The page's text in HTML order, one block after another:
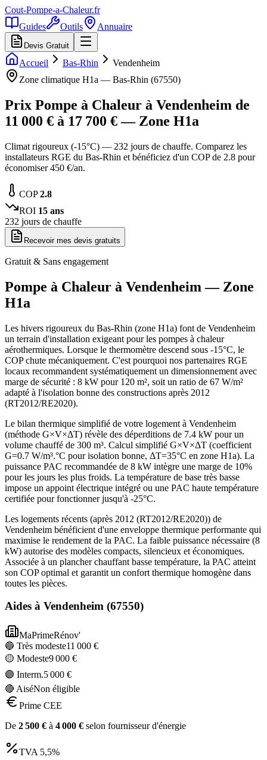
Cout-Pompe-a-Chaleur.fr
Guides
Outils Annuaire
Devis Gratuit
Accueil Bas-Rhin
Vendenheim
Zone climatique H1a — Bas-Rhin (67550)
Prix Pompe à Chaleur à Vendenheim de
11 000 € à 17 700 € — Zone H1a
Climat rigoureux (-15°C) — 232 jours de chauffe. Comparez les
installateurs RGE du Bas-Rhin et bénéficiez d'un COP de 2.8 pour
économiser 450 €/an.
COP2.8
ROI 15 ans
232 jours de chauffe
Recevoir mes devis gratuits
Gratuit & Sans engagement
Pompe à Chaleur à Vendenheim — Zone
H1a
Les hivers rigoureux du Bas-Rhin (zone H1a) font de Vendenheim
un terrain d'installation exigeant pour les pompes à chaleur
aérothermiques. Lorsque le thermomètre descend sous -15°C, le
COP chute mécaniquement. C'est pourquoi nos partenaires RGE
locaux recommandent systématiquement un dimensionnement avec
marge de sécurité : 8 kW pour 120 m², soit un ratio de 67 W/m²
adapté à l'isolation bonne des constructions après 2012
(RT2012/RE2020).
Le bilan thermique simplifié de votre logement à Vendenheim
(méthode G×V×ΔT) révèle des déperditions de 7.4 kW pour un
volume chauffé de 300 m³. Calcul simplifié G×V×ΔT (coefficient
G=0.7 W/m³.°C pour isolation bonne, ΔT=35°C en zone H1a). La
puissance PAC recommandée de 8 kW intègre une marge de 10%
pour les jours les plus froids. La température de base très basse
impose un appoint électrique intégré ou une PAC haute température
certifiée pour fonctionner jusqu'à -25°C.
Les logements récents (après 2012 (RT2012/RE2020)) de
Vendenheim bénéficient d'une enveloppe thermique performante qui
maximise le rendement de la PAC. La faible puissance nécessaire (8
kW) autorise des modèles compacts, silencieux et économiques.
Associée à un plancher chauffant basse température, la PAC atteint
son COP optimal et garantit un confort thermique homogène dans
toutes les pièces.
Aides à Vendenheim (67550)
MaPrimeRénov'
🔵 Très modeste11 000 €
🟡 Modeste9 000 €
🟣 Interm.5 000 €
🔴 AiséNon éligible
Prime CEE
De 2 500 € à 4 000 € selon fournisseur d'énergie
TVA 5,5%